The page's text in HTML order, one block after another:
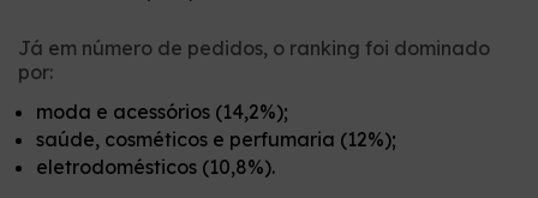
Já em número de pedidos, o ranking foi dominado
por:
moda e acessórios (14,2%);
saúde, cosméticos e perfumaria (12%);
eletrodomésticos (10,8%).